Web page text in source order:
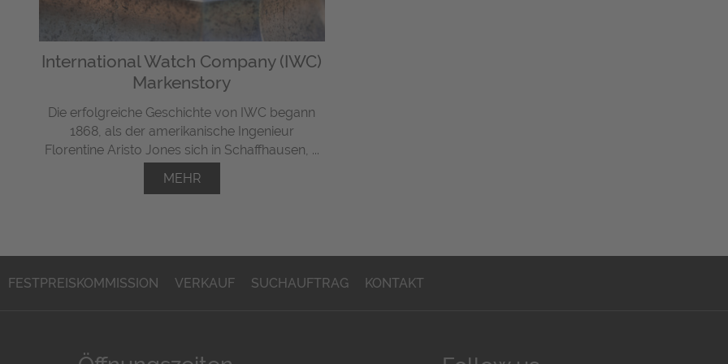
International Watch Company (IWC)
Markenstory
Die erfolgreiche Geschichte von IWC begann
1868, als der amerikanische Ingenieur
Florentine Aristo Jones sich in Schaffhausen, ...
MEHR
FESTPREISKOMMISSION VERKAUF SUCHAUFTRAG KONTAKT